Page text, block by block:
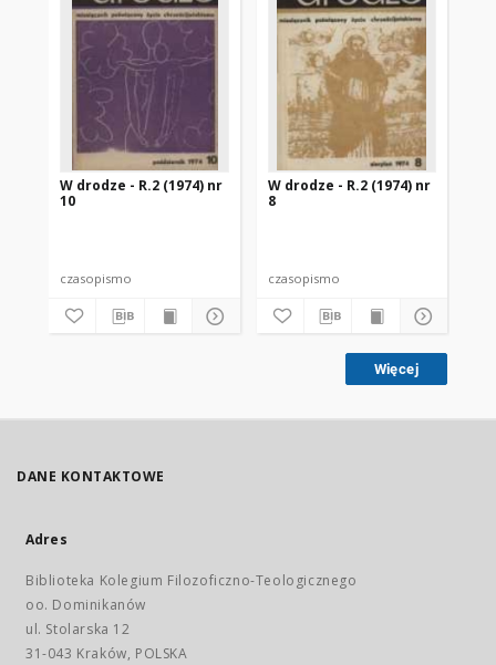
W drodze - R.2 (1974) nr
10
czasopismo
W drodze - R.2 (1974) nr
8
czasopismo
Więcej
DANE KONTAKTOWE
Adres
Biblioteka Kolegium Filozoficzno-Teologicznego
oo. Dominikanów
ul. Stolarska 12
31-043 Kraków, POLSKA